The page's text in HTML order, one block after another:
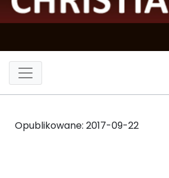
Opublikowane: 2017-09-22